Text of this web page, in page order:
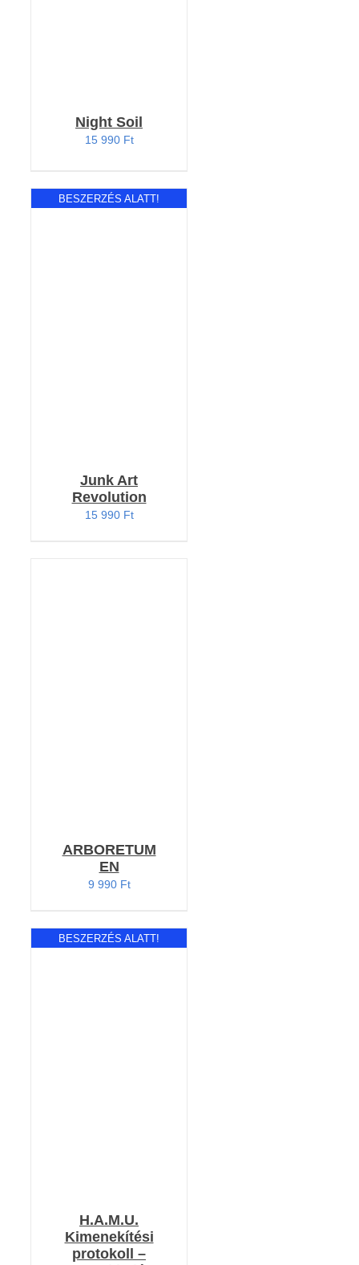
Night Soil
15 990 Ft
BESZERZÉS ALATT!
Junk Art
Revolution
15 990 Ft
ARBORETUM
EN
9 990 Ft
BESZERZÉS ALATT!
H.A.M.U.
Kimenekítési
protokoll –